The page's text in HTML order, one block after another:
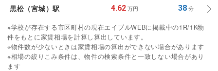
黒松（宮城）駅 4.62 万円 38分
※学校が存在する市区町村の現在エイブルWEBに掲載中の1R/1K物
件をもとに家賃相場を計算し算出しています。
※物件数が少ないときは家賃相場の算出ができない場合があります
※相場の絞りこみ条件は、物件の検索条件と一致しない場合があり
ます